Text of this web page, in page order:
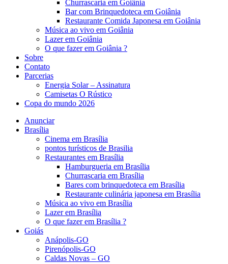
Churrascaria em Goiânia
Bar com Brinquedoteca em Goiânia
Restaurante Comida Japonesa em Goiânia
Música ao vivo em Goiânia
Lazer em Goiânia
O que fazer em Goiânia ?
Sobre
Contato
Parcerias
Energia Solar – Assinatura
Camisetas O Rústico
Copa do mundo 2026
Anunciar
Brasília
Cinema em Brasília
pontos turísticos de Brasilia
Restaurantes em Brasília
Hamburgueria em Brasília
Churrascaria em Brasília
Bares com brinquedoteca em Brasília
Restaurante culinária japonesa em Brasília
Música ao vivo em Brasília
Lazer em Brasília
O que fazer em Brasília ?
Goiás
Anápolis-GO
Pirenópolis-GO
Caldas Novas – GO